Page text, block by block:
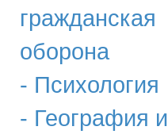
гражданская
оборона
- Психология
- География и